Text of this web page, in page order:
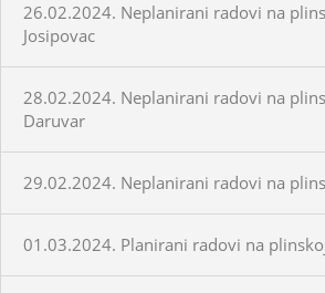
26.02.2024. Neplanirani radovi na
Josipovac
28.02.2024. Neplanirani radovi na
Daruvar
29.02.2024. Neplanirani radovi na
01.03.2024. Planirani radovi na